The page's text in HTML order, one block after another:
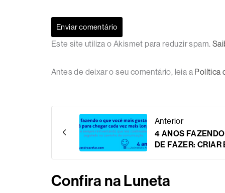
Este site utiliza o Akismet para reduzir spam.
Antes de deixar o seu comentário, leia a Política
Anterior
4 ANOS
DE FAZER: CRIAR
Confira na Luneta